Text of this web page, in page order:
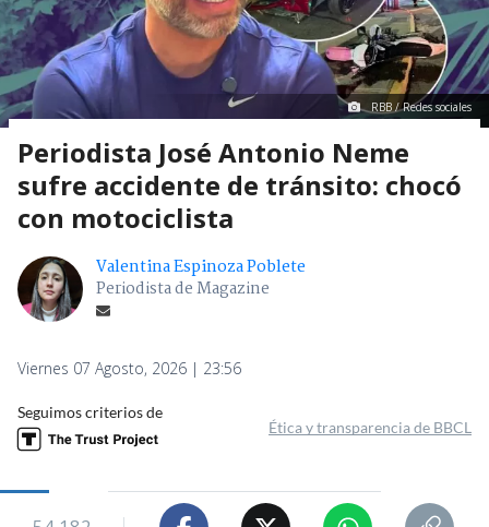
RBB / Redes sociales
Periodista José Antonio Neme
sufre accidente de tránsito: chocó
con motociclista
Valentina Espinoza Poblete
Periodista de Magazine
Viernes 07 Agosto, 2026 | 23:56
Seguimos criterios de
Ética y transparencia de BBCL